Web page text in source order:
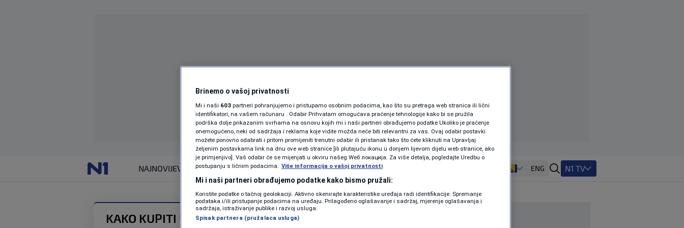
NAJNOVIJEVIJESTI SPORTSVIJET MAGAZIN
ZDRAVLJE
ENG N1 TV
KAKO KUPITI ULAZNICE ZA MUNDIJAL
Brinemo o vašoj privatnosti
Mi i naši 603 partneri pohranjujemo i pristupamo osobnim podacima, kao što su pretraga web stranica ili lični
identifikatori, na vašem računaru . Odabir Prihvatam omogućava praćenje tehnologije kako bi se pružila
podrška dolje prikazanim svrhama na osnovu kojih mi i naši partneri obrađujemo podatke Ukoliko je praćenje
onemogućeno, neki od sadržaja i reklama koje vidite možda neće biti relevantni za vas. Ovaj odabir postavki
možete ponovno odabrati i pritom promijeniti trenutni odabir ili pristanak tako što ćete kliknuti na Upravljaj
željenim postavkama link na dnu ove web stranice [ili plutajuću ikonu u donjem lijevom dijelu web stranice, ako
je primjenjivo]. Vaš odabir će se mijenjati u okviru našeg Wеб локација. Za više detalja, pogledajte Uredbu o
postupanju s ličnim podacima. Više informacija o vašoj privatnosti
Mi i naši partneri obrađujemo podatke kako bismo pružali:
Koristite podatke o tačnoj geolokaciji. Aktivno skenirajte karakteristike uređaja radi identifikacije. Spremanje
podataka i/ili pristupanje podacima na uređaju. Prilagođeno oglašavanje i sadržaj, mjerenje oglašavanja i
sadržaja, istraživanje publike i razvoj usluga.
Spisak partnera (pružalaca usluga)